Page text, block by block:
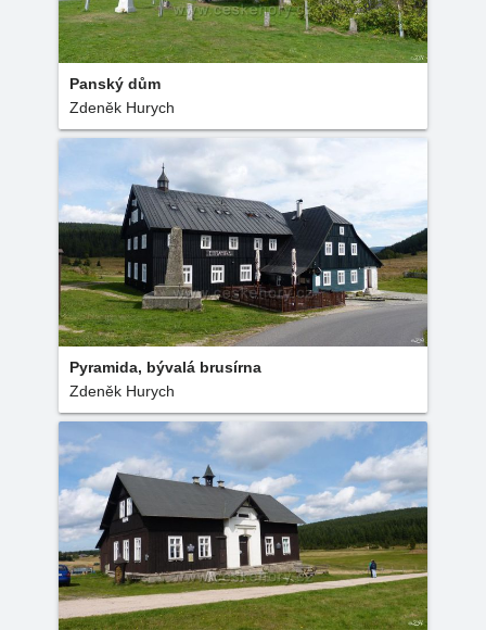
Panský dům
Zdeněk Hurych
Pyramida, bývalá brusírna
Zdeněk Hurych